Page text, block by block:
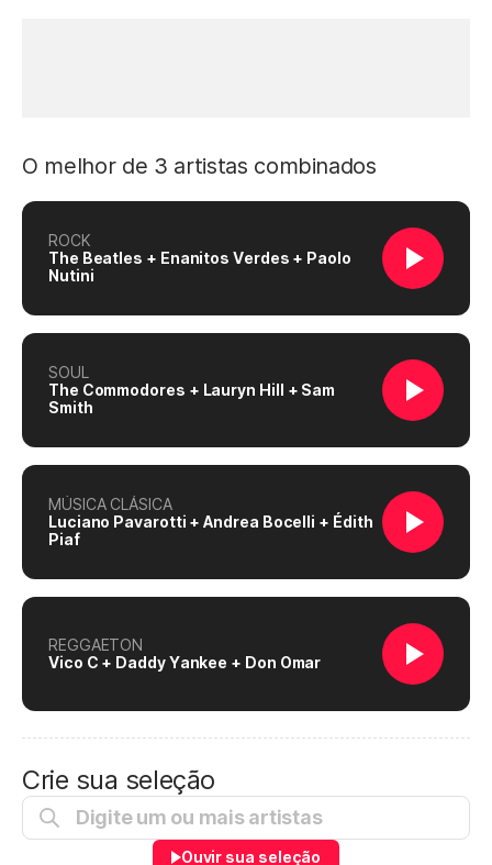
O melhor de 3 artistas combinados
ROCK
The Beatles + Enanitos Verdes + Paolo
Nutini
SOUL
The Commodores + Lauryn Hill + Sam
Smith
MÚSICA CLÁSICA
Luciano Pavarotti + Andrea Bocelli + Édith
Piaf
REGGAETON
Vico C + Daddy Yankee + Don Omar
Crie sua seleção
Ouvir sua seleção